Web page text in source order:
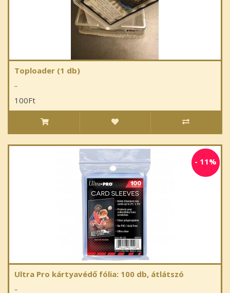
Toploader (1 db)
..
100Ft
- 11%
Ultra Pro kártyavédő fólia: 100 db, átlátszó
..